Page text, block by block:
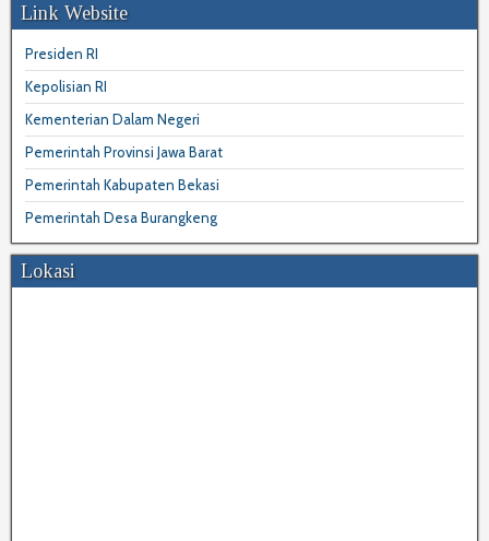
Link Website
Presiden RI
Kepolisian RI
Kementerian Dalam Negeri
Pemerintah Provinsi Jawa Barat
Pemerintah Kabupaten Bekasi
Pemerintah Desa Burangkeng
Lokasi